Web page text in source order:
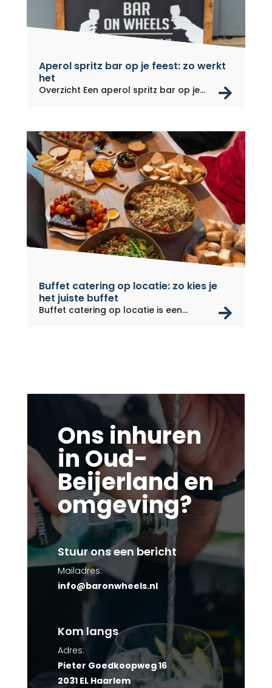
Aperol spritz bar op je feest: zo werkt
het
Overzicht Een aperol spritz bar op je...
Buffet catering op locatie: zo kies je
het juiste buffet
Buffet catering op locatie is een...
Ons inhuren
in Oud-
Beijerland en
omgeving?
Stuur ons een bericht
Mailadres:
info@baronwheels.nl
Kom langs
Adres:
Pieter Goedkoopweg 16
2031 EL Haarlem